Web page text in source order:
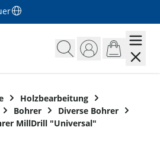
Holzbearbeitung
Bohrer
Diverse Bohrer
MillDrill "Universal"